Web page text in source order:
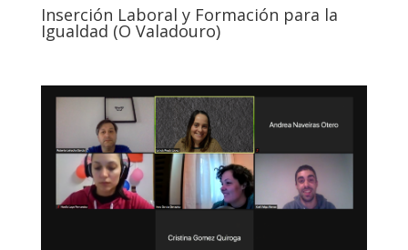
Inserción Laboral y Formación para la
Igualdad (O Valadouro)